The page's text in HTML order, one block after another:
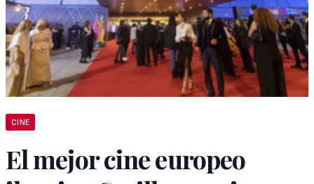
CINE
El mejor cine europeo